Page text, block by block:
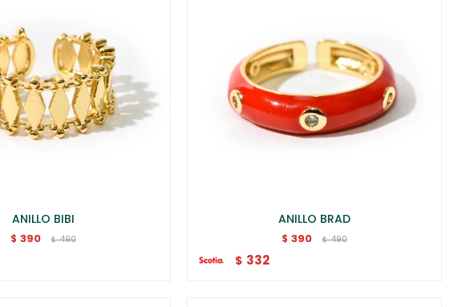
ANILLO BIBI
$ 390 $ 490
ANILLO BRAD
$ 390 $ 490
$ 332